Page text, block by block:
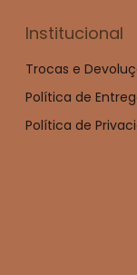
Institucional
Trocas e
Política de
Política de